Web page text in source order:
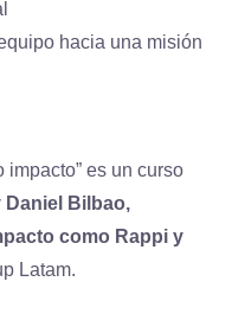
hacia una misión
impacto” es un curso
Bilbao,
como Rappi y
Latam.